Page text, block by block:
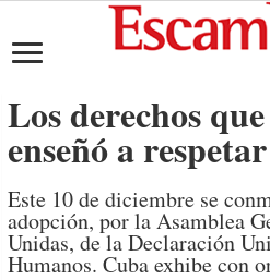
Los derechos
enseñó a respetar
Este 10 de diciembre se
adopción, por la Asamblea
Unidas, de la Declaración
Humanos. Cuba exhibe con